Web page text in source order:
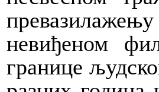
невиђеном
границе